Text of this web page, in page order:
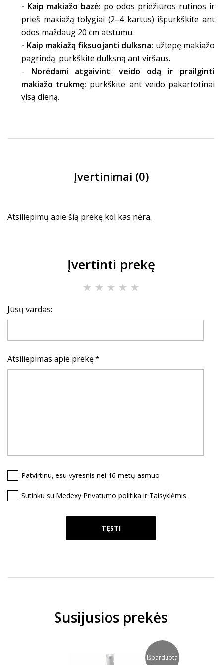
- Kaip makiažo bazė: po odos priežiūros rutinos ir
prieš makiažą tolygiai (2–4 kartus) išpurkškite ant
odos maždaug 20 cm atstumu.
- Kaip makiažą fiksuojanti dulksna: užtepę makiažo
pagrindą, purkškite dulksną ant viršaus.
- Norėdami atgaivinti veido odą ir prailginti
makiažo trukmę: purkškite ant veido pakartotinai
visą dieną.
Įvertinimai (0)
Atsiliepimų apie šią prekę kol kas nėra.
Įvertinti prekę
Jūsų vardas:
Atsiliepimas apie prekę
Patvirtinu, esu vyresnis nei 16 metų asmuo
Sutinku su Medexy Privatumo politika ir Taisyklėmis .
TĘSTI
Susijusios prekės
Išparduota